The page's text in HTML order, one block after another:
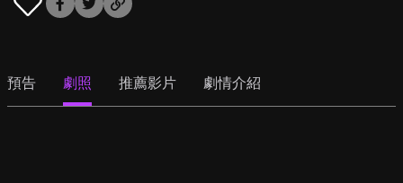
預告 劇照 推薦影片 劇情介紹